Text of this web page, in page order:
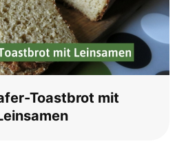
Toast­brot mit